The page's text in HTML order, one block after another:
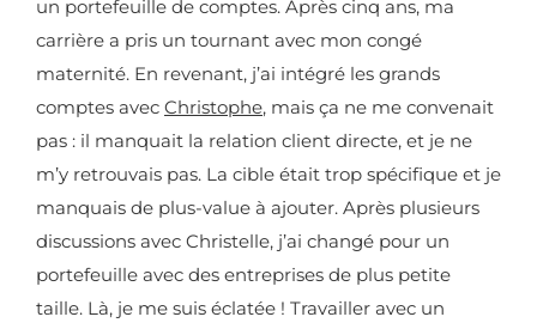
un portefeuille de comptes. Après cinq ans, ma
carrière a pris un tournant avec mon congé
maternité. En revenant, j’ai intégré les grands
comptes avec Christophe, mais ça ne me convenait
pas : il manquait la relation client directe, et je ne
m’y retrouvais pas. La cible était trop spécifique et je
manquais de plus-value à ajouter. Après plusieurs
discussions avec Christelle, j’ai changé pour un
portefeuille avec des entreprises de plus petite
taille. Là, je me suis éclatée ! Travailler avec un